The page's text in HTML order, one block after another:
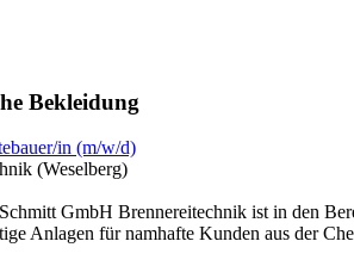
Bekleidung
in (m/w/d)
(Weselberg)
GmbH Brennereitechnik ist in den
Anlagen für namhafte Kunden aus der